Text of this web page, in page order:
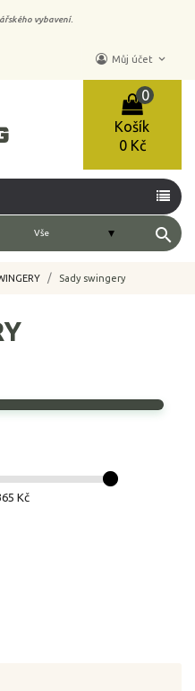
vybavení.
Můj účet keyboard_arrow_down
Košík
0
0 Kč
search
Sady swingery
Kč